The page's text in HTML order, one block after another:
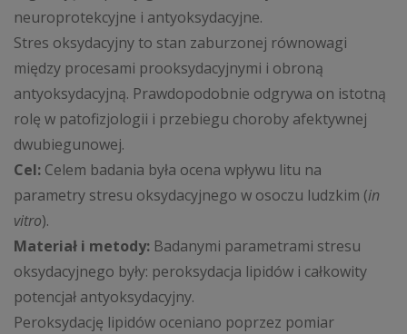
neuroprotekcyjne i antyoksydacyjne.
Stres oksydacyjny to stan zaburzonej równowagi
między procesami prooksydacyjnymi i obroną
antyoksydacyjną. Prawdopodobnie odgrywa on istotną
rolę w patofizjologii i przebiegu choroby afektywnej
dwubiegunowej.
Cel: Celem badania była ocena wpływu litu na
parametry stresu oksydacyjnego w osoczu ludzkim (in
vitro).
Materiał i metody: Badanymi parametrami stresu
oksydacyjnego były: peroksydacja lipidów i całkowity
potencjał antyoksydacyjny.
Peroksydację lipidów oceniano poprzez pomiar